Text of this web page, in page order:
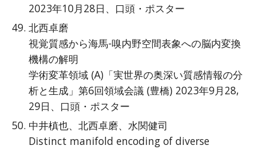
2023年10月28日、口頭・ポスター
北西卓磨
視覚質感から海馬-嗅内野空間表象への脳内変換
機構の解明
学術変革領域 (A)「実世界の奥深い質感情報の分
析と生成」第6回領域会議 (豊橋) 2023年9月28,
29日、口頭・ポスター
中井槙也、北西卓磨、水関健司
Distinct manifold encoding of diverse